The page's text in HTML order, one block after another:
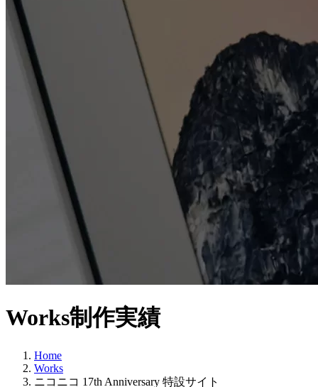
Works制作実績
Home
Works
ニコニコ 17th Anniversary 特設サイト